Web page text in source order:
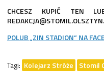
CHCESZ KUPIĆ TEN
POLUB „ZIN STADION” NA
Tagi: Kolejarz Stróże Stomil